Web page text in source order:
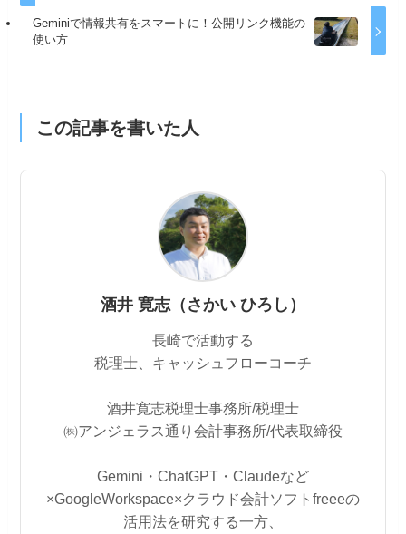
Geminiで情報共有をスマートに！公開リンク機能の
使い方
この記事を書いた人
酒井 寛志（さかい ひろし）
長崎で活動する
税理士、キャッシュフローコーチ
酒井寛志税理士事務所/税理士
㈱アンジェラス通り会計事務所/代表取締役
Gemini・ChatGPT・Claudeなど
×GoogleWorkspace×クラウド会計ソフトfreeeの
活用法を研究する一方、